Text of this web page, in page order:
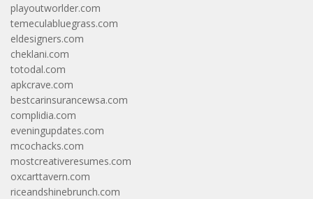
playoutworlder.com
temeculabluegrass.com
eldesigners.com
cheklani.com
totodal.com
apkcrave.com
bestcarinsurancewsa.com
complidia.com
eveningupdates.com
mcochacks.com
mostcreativeresumes.com
oxcarttavern.com
riceandshinebrunch.com